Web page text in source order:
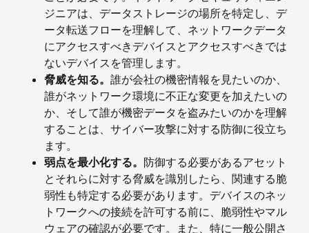
ジニアは、データストレージの場所を特定し、デ
ータ転送フローを理解して、ネットワークデータ
にアクセスすべきデバイスとアクセスすべきでは
ないデバイスを管理します。
脅威を知る。 誰が会社の機密情報を見たいのか、
誰がネットワーク環境に不正な変更を加えたいの
か、そして誰が機密データを盗みたいのかを理解
することは、サイバー攻撃に対する防御に役立ち
ます。
弱点を最小化する。 防御する必要があるアセット
とそれらに対する脅威を識別したら、関連する脆
弱性も特定する必要があります。デバイスのネッ
トワークへの接続を許可する前に、脆弱性やマル
ウェアの確認が必要です。また、特に一般公開さ